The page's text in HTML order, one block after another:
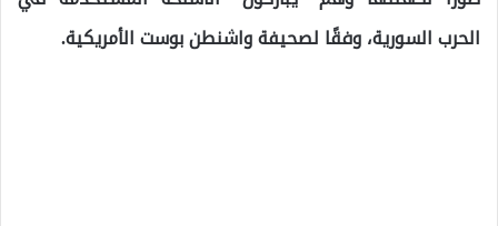
الحرب السورية، وفقًا لصحيفة واشنطن بوست الأمريكية.